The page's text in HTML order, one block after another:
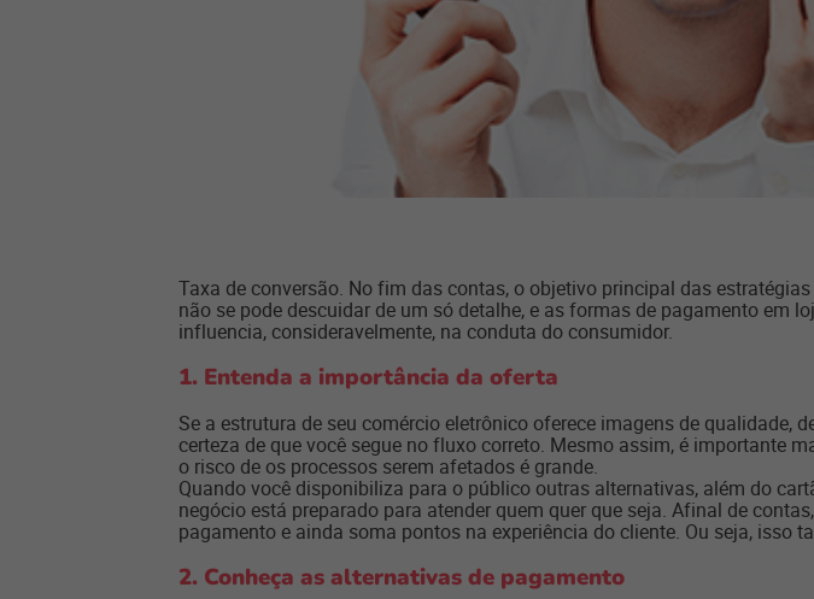
Taxa de conversão. No fim das contas, o objetivo principal das
não se pode descuidar de um só detalhe, e as formas de pagamento em
influencia, consideravelmente, na conduta do consumidor.
1. Entenda a importância da oferta
Se a estrutura de seu comércio eletrônico oferece imagens de
certeza de que você segue no fluxo correto. Mesmo assim, é importante
o risco de os processos serem afetados é grande.
Quando você disponibiliza para o público outras alternativas, além do
negócio está preparado para atender quem quer que seja. Afinal de
pagamento e ainda soma pontos na experiência do cliente. Ou seja, isso
2. Conheça as alternativas de pagamento